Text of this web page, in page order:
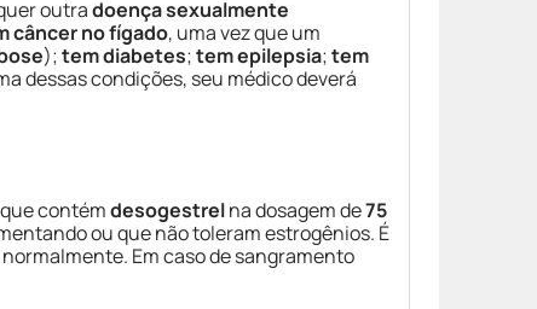
outradoença sexualmente
câncer no fígado, uma vez que um
);tem diabetes;tem epilepsia;tem
dessas condições, seu médico deverá
que contémdesogestrelna dosagem de75
ou que não toleram estrogênios. É
Em caso de sangramento